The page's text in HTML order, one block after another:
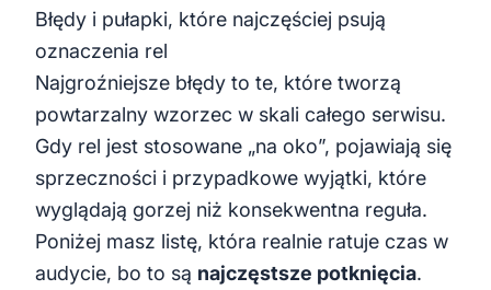
Błędy i pułapki, które najczęściej psują
oznaczenia rel
Najgroźniejsze błędy to te, które tworzą
powtarzalny wzorzec w skali całego serwisu.
Gdy rel jest stosowane „na oko”, pojawiają się
sprzeczności i przypadkowe wyjątki, które
wyglądają gorzej niż konsekwentna reguła.
Poniżej masz listę, która realnie ratuje czas w
audycie, bo to są najczęstsze potknięcia.